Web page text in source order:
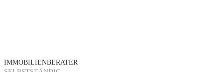
IMMOBILIENBERATER